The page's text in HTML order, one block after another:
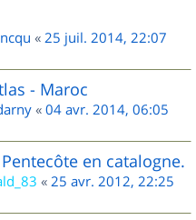
« 25 juil. 2014, 22:07
- Maroc
« 04 avr. 2014, 06:05
en catalogne.
« 25 avr. 2012, 22:25